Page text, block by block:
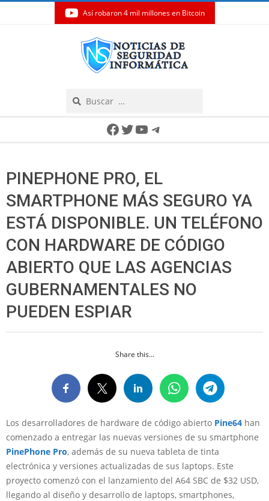
Así robaron 4 mil millones en Bitcoin
Facebook
Twitter
YouTube
Telegram
PINEPHONE PRO, EL
SMARTPHONE MÁS SEGURO YA
ESTÁ DISPONIBLE. UN TELÉFONO
CON HARDWARE DE CÓDIGO
ABIERTO QUE LAS AGENCIAS
GUBERNAMENTALES NO
PUEDEN ESPIAR
Share this...
Los desarrolladores de hardware de código abierto Pine64 han
comenzado a entregar las nuevas versiones de su smartphone
PinePhone Pro, además de su nueva tableta de tinta
electrónica y versiones actualizadas de sus laptops. Este
proyecto comenzó con el lanzamiento del A64 SBC de $32 USD,
llegando al diseño y desarrollo de laptops, smartphones,